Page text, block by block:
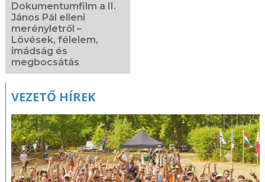
Dokumentumfilm a II.
János Pál elleni
merényletről –
Lövések, félelem,
imádság és
megbocsátás
VEZETŐ HÍREK